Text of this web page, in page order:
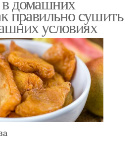
правильно сушить
условиях